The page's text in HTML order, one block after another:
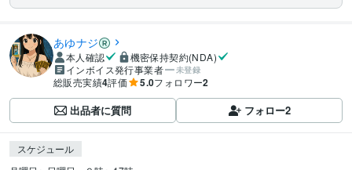
あゆナジ
本人確認
機密保持契約(NDA)
インボイス発行事業者
未登録
総販売実績4評価 5.0フォロワー2
出品者に質問 フォロー2
スケジュール